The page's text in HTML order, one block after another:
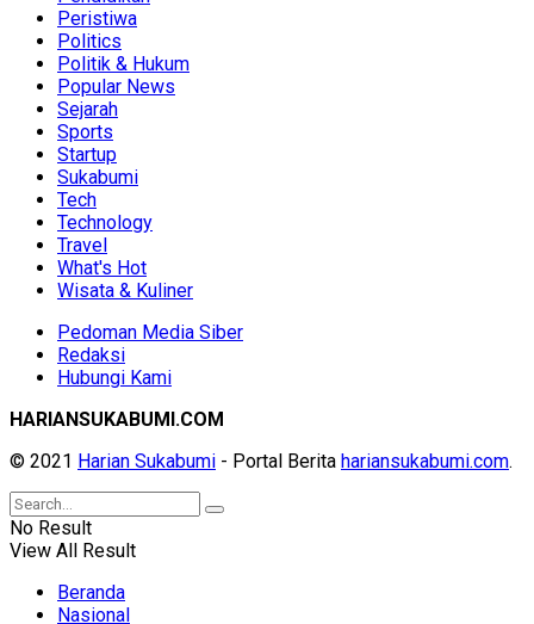
Peristiwa
Politics
Politik & Hukum
Popular News
Sejarah
Sports
Startup
Sukabumi
Tech
Technology
Travel
What's Hot
Wisata & Kuliner
Pedoman Media Siber
Redaksi
Hubungi Kami
HARIANSUKABUMI.COM
© 2021 Harian Sukabumi - Portal Berita hariansukabumi.com.
No Result
View All Result
Beranda
Nasional